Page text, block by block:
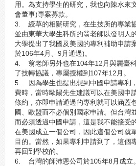
用。為支持學生的研究，我也向陳水來
會董事)專案募款。
3. 綬草的相關研究，在生技所的專業
並由東華大學生科所的翁老師以發明人
大學提出了我國及美國的專利補助申請
於106年4月、9月通過)。
4. 翁老師另外也在104年12月與麗臺
了技轉協議，專屬授權到107年12月。
5. 因為學生也提出想到中國申請專利
費時，當時歐陽先生建議可以在美國申
條約，亦即申請通過的專利就可以涵蓋
國、歐盟而不必個別國家申請。但台灣
而必須透過中國申請，這是我不能接受
在美國成立一個公司，因此這個公司就
目的。當然，如果專利申請到了，這個
再回到學校的。
6. 台灣的師沛恩公司於105年8月成立